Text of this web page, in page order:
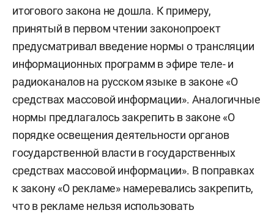
итогового закона не дошла. К примеру,
принятый в первом чтении законопроект
предусматривал введение нормы о трансляции
информационных программ в эфире теле- и
радиоканалов на русском языке в законе «О
средствах массовой информации». Аналогичные
нормы предлагалось закрепить в законе «О
порядке освещения деятельности органов
государственной власти в государственных
средствах массовой информации». В поправках
к закону «О рекламе» намеревались закрепить,
что в рекламе нельзя использовать